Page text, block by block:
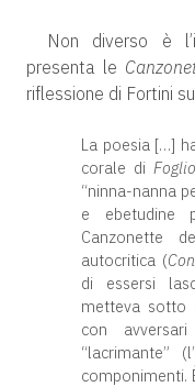
Non diverso è
presenta le
riflessione di Fortini
La poesia […]
corale di
“ninna-nanna
e ebetudine
Canzonette
autocritica (
di essersi
metteva sotto
con
“lacrimante”
componimenti.